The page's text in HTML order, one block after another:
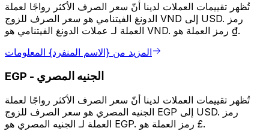
تُظهر تقييمات العملات لدينا أنّ سعر الصرف الأكثر رواجًا لعملة
الدونغ الفيتنامي هو سعر الصرف للزوج VND إلى USD. رمز
العملة لـ عملات الدونغ الفيتنامي هو VND. رمز العملة هو ₫.
المزيد من {الاسم المنفرد} المعلومات
EGP - الجنيه المصري
تُظهر تقييمات العملات لدينا أنّ سعر الصرف الأكثر رواجًا لعملة
الجنيه المصري هو سعر الصرف للزوج EGP إلى USD. رمز
العملة لـ الجنيه المصري هو EGP. رمز العملة هو £.